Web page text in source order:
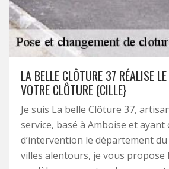
LA BELLE CLÔTURE 37 RÉALISE
VOTRE CLÔTURE {CILLE}
Je suis La belle Clôture 37,
service, basé à Amboise et ayant
d’intervention le département du
villes alentours, je vous propose